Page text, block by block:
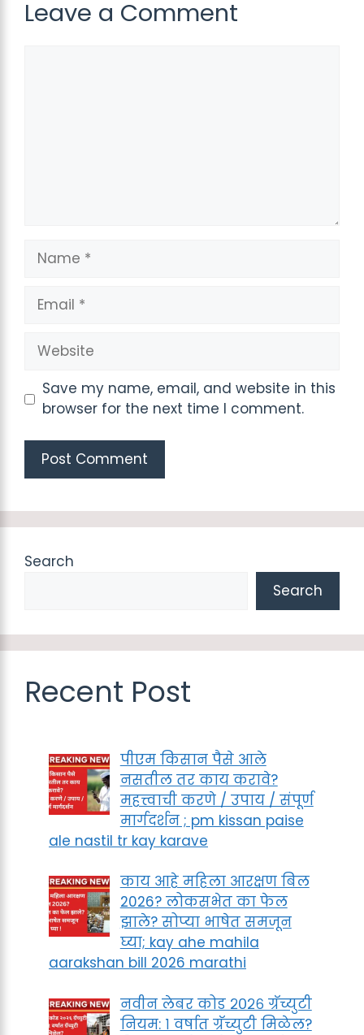
Leave a Comment
Name
Email
Website
Save my name, email, and website in this
browser for the next time I comment.
Search
Search
Recent Post
पीएम किसान पैसे आले
नसतील तर काय करावे?
महत्त्वाची करणे / उपाय / संपूर्ण
मार्गदर्शन ; pm kissan paise
ale nastil tr kay karave
काय आहे महिला आरक्षण बिल
2026? लोकसभेत का फेल
झाले? सोप्या भाषेत समजून
घ्या; kay ahe mahila
aarakshan bill 2026 marathi
नवीन लेबर कोड २०२६ ग्रॅच्युटी
नियम: १ वर्षात ग्रॅच्युटी मिळेल?